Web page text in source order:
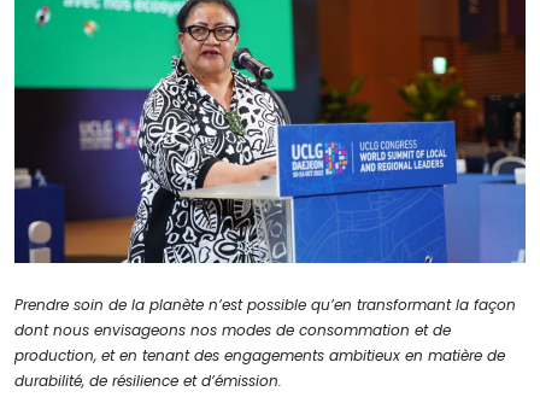
Prendre soin de la planète n’est possible qu’en transformant la façon
dont nous envisageons nos modes de consommation et de
production, et en tenant des engagements ambitieux en matière de
durabilité, de résilience et d’émission.